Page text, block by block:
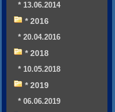
* 13.06.2014
* 2016
* 20.04.2016
* 2018
* 10.05.2018
* 2019
* 06.06.2019